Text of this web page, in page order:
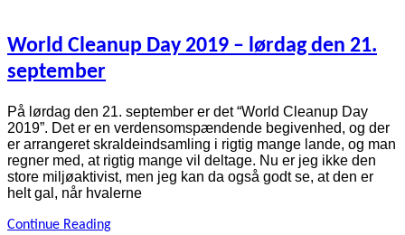
World Cleanup Day 2019 – lørdag den 21.
september
På lørdag den 21. september er det “World Cleanup Day
2019”. Det er en verdensomspændende begivenhed, og der
er arrangeret skraldeindsamling i rigtig mange lande, og man
regner med, at rigtig mange vil deltage. Nu er jeg ikke den
store miljøaktivist, men jeg kan da også godt se, at den er
helt gal, når hvalerne
Continue Reading